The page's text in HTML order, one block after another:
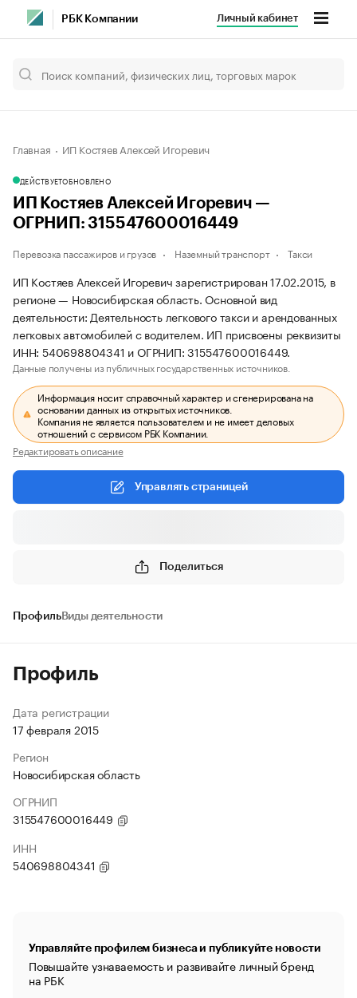
РБК Компании Личный кабинет
Главная ИП Костяев Алексей Игоревич
ДЕЙСТВУЕТОБНОВЛЕНО
ИП Костяев Алексей Игоревич —
ОГРНИП: 315547600016449
Перевозка пассажиров и грузов Наземный транспорт Такси
ИП Костяев Алексей Игоревич зарегистрирован 17.02.2015, в
регионе — Новосибирская область. Основной вид
деятельности: Деятельность легкового такси и арендованных
легковых автомобилей с водителем. ИП присвоены реквизиты
ИНН: 540698804341 и ОГРНИП: 315547600016449.
Данные получены из публичных государственных источников.
Информация носит справочный характер и сгенерирована на
основании данных из открытых источников.
Компания не является пользователем и не имеет деловых
отношений с сервисом РБК Компании.
Редактировать описание
Управлять страницей
Поделиться
ПрофильВиды деятельности
Профиль
Дата регистрации
17 февраля 2015
Регион
Новосибирская область
ОГРНИП
315547600016449
ИНН
540698804341
Управляйте профилем бизнеса и публикуйте новости
Повышайте узнаваемость и развивайте личный бренд
на РБК